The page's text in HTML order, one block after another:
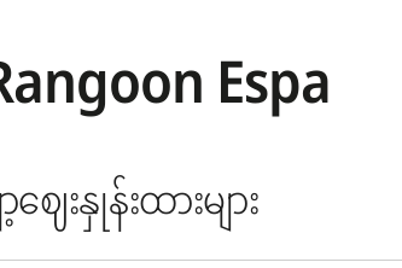
Espa
ေးနှုန်းထားများ